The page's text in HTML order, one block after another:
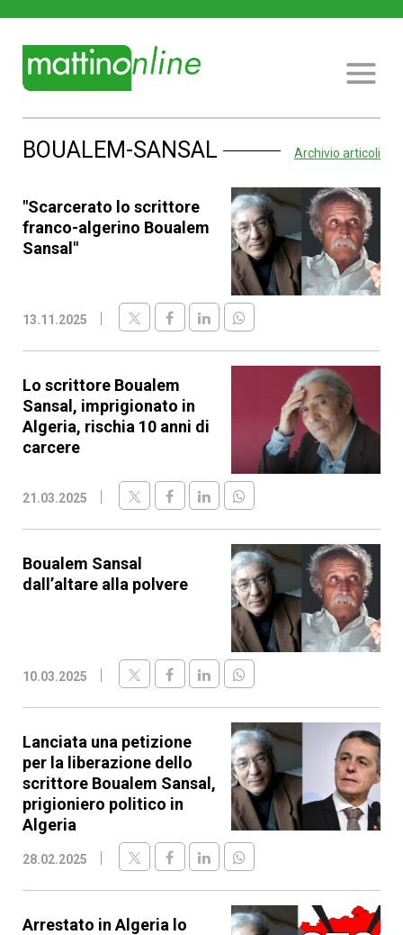
BOUALEM-SANSAL Archivio articoli
"Scarcerato lo scrittore
franco-algerino Boualem
Sansal"
13.11.2025
Lo scrittore Boualem
Sansal, imprigionato in
Algeria, rischia 10 anni di
carcere
21.03.2025
Boualem Sansal
dall’altare alla polvere
10.03.2025
Lanciata una petizione
per la liberazione dello
scrittore Boualem Sansal,
prigioniero politico in
Algeria
28.02.2025
Arrestato in Algeria lo